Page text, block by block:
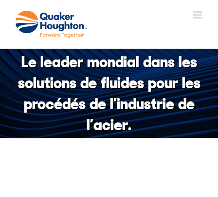
content
Le leader mondial dans les
solutions de fluides pour les
procédés de l’industrie de
l’acier.